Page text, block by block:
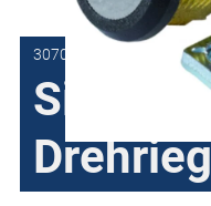
3070-7304-13-00